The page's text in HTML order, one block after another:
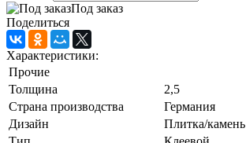
Под заказ
Поделиться
Характеристики:
Прочие
Толщина
2,5
Страна производства
Германия
Дизайн
Плитка/камень